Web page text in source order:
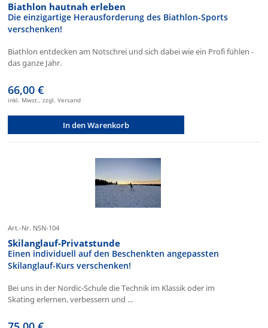
Biathlon hautnah erleben
Die einzigartige Herausforderung des Biathlon-Sports
verschenken!
Biathlon entdecken am Notschrei und sich dabei wie ein Profi fühlen -
das ganze Jahr.
66,00 €
inkl. Mwst., zzgl. Versand
In den Warenkorb
Art.-Nr. NSN-104
Skilanglauf-Privatstunde
Einen individuell auf den Beschenkten angepassten
Skilanglauf-Kurs verschenken!
Bei uns in der Nordic-Schule die Technik im Klassik oder im
Skating erlernen, verbessern und ...